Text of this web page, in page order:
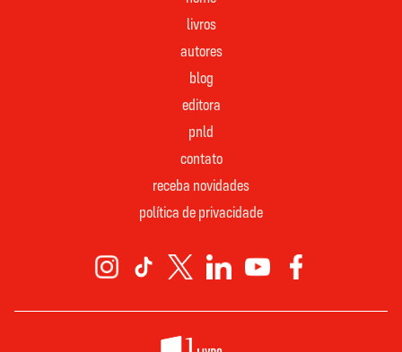
livros
autores
blog
editora
pnld
contato
receba novidades
política de privacidade